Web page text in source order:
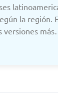
la región.
versiones